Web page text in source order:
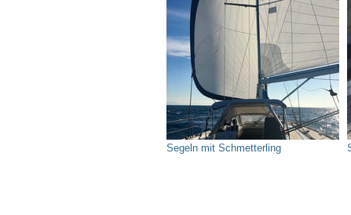
Segeln mit Schmetterling